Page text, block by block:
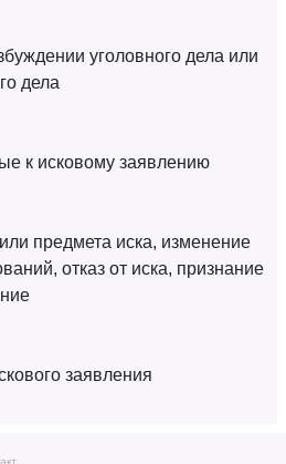
уголовного дела или
дела
к исковому заявлению
предмета иска, изменение
отказ от иска, признание
заявления